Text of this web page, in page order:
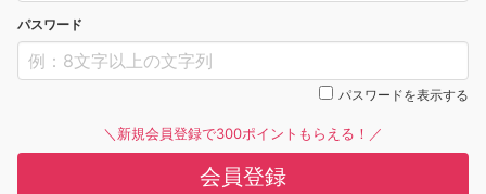
パスワード
パスワードを表示する
＼新規会員登録で300ポイントもらえる！／
会員登録